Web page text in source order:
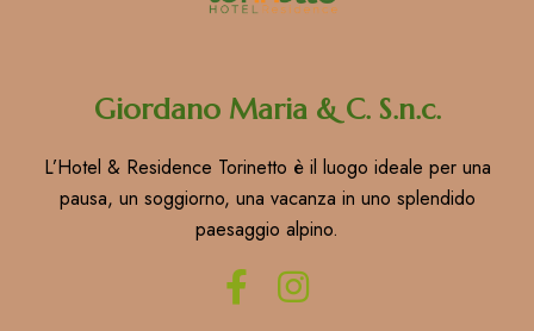
Giordano Maria & C. S.n.c.
L’Hotel & Residence Torinetto è il luogo ideale per una
pausa, un soggiorno, una vacanza in uno splendido
paesaggio alpino.